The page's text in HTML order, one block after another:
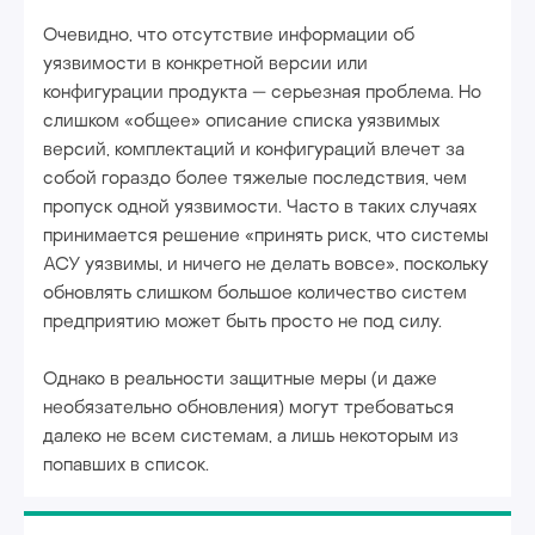
Очевидно, что отсутствие информации об
уязвимости в конкретной версии или
конфигурации продукта — серьезная проблема. Но
слишком «общее» описание списка уязвимых
версий, комплектаций и конфигураций влечет за
собой гораздо более тяжелые последствия, чем
пропуск одной уязвимости. Часто в таких случаях
принимается решение «принять риск, что системы
АСУ уязвимы, и ничего не делать вовсе», поскольку
обновлять слишком большое количество систем
предприятию может быть просто не под силу.
Однако в реальности защитные меры (и даже
необязательно обновления) могут требоваться
далеко не всем системам, а лишь некоторым из
попавших в список.